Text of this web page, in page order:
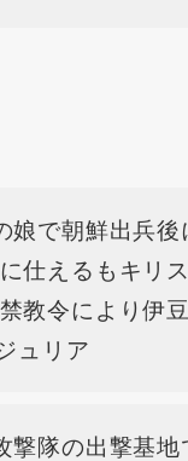
で朝鮮出兵後
仕えるもキリ
教令により伊
ュリア
隊の出撃基地